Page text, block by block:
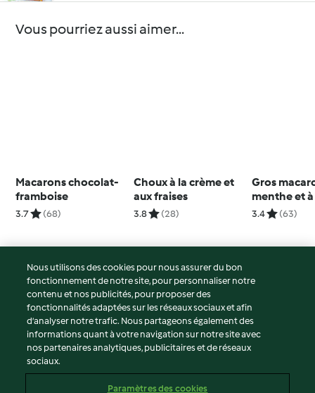
Vous pourriez aussi aimer...
Macarons chocolat-
framboise
3.7 (68)
Choux à la crème et
aux fraises
3.8 (28)
Gros
menthe et
framboise
3.4 (63)
© Copyright 2026
Conditions d'utilisation
Politique de confidentialité
Non-responsabilité
Mentions légales
Nous utilisons des cookies pour nous assurer du bon
fonctionnement de notre site, pour personnaliser notre
contenu et nos publicités, pour proposer des
fonctionnalités adaptées sur les réseaux sociaux et afin
d’analyser notre trafic. Nous partageons également des
informations quant à votre navigation sur notre site avec
nos partenaires analytiques, publicitaires et de réseaux
sociaux.
Paramètres des cookies